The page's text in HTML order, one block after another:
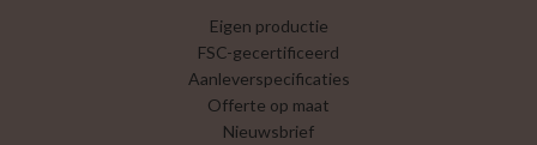
Eigen productie
FSC-gecertificeerd
Aanleverspecificaties
Offerte op maat
Nieuwsbrief